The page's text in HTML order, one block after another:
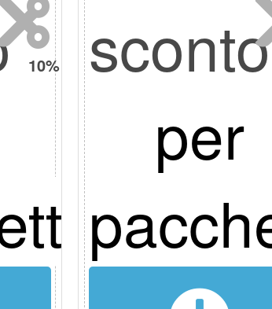
10%
per